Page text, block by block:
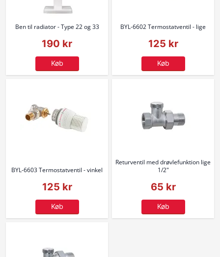
Ben til radiator - Type 22 og 33
190 kr
Køb
BYL-6602 Termostatventil - lige
125 kr
Køb
BYL-6603 Termostatventil - vinkel
125 kr
Køb
Returventil med drøvlefunktion lige
1/2"
65 kr
Køb